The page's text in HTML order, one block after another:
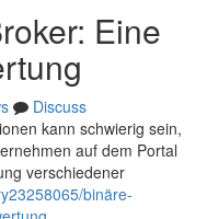
Eine
Discuss
kann schwierig sein,
auf dem Portal
verschiedener
binäre-